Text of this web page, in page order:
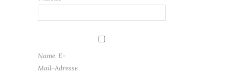
Name, E-
Mail-Adresse